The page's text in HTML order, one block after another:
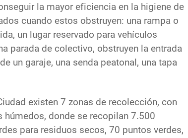
la mayor eficiencia en la higiene de
cuando estos obstruyen: una rampa o
un lugar reservado para vehículos
parada de colectivo, obstruyen la entrada
un garaje, una senda peatonal, una tapa
existen 7 zonas de recolección, con
donde se recopilan 7.500
para residuos secos, 70 puntos verdes,